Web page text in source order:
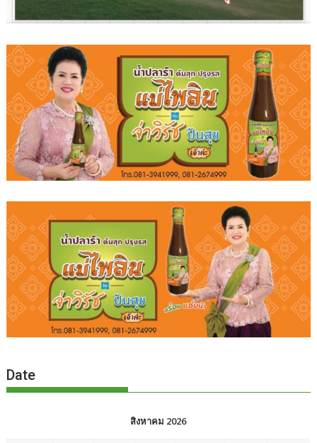
Date
สิงหาคม 2026